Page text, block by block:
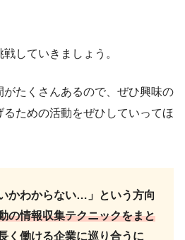
していきましょう。
たくさんあるので、ぜひ興味の
ための活動をぜひしていってほ
かわからない…」という方向
の情報収集テクニックをまと
く働ける企業に巡り合うに